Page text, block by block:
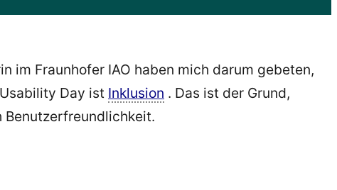
im Fraunhofer IAO haben mich darum gebeten,
Day ist Inklusion . Das ist der Grund,
Benutzerfreundlichkeit.